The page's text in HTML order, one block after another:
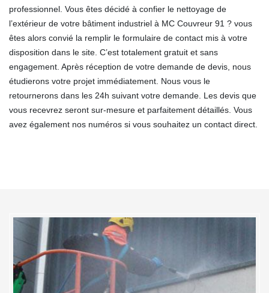
professionnel. Vous êtes décidé à confier le nettoyage de
l’extérieur de votre bâtiment industriel à MC Couvreur 91 ? vous
êtes alors convié la remplir le formulaire de contact mis à votre
disposition dans le site. C’est totalement gratuit et sans
engagement. Après réception de votre demande de devis, nous
étudierons votre projet immédiatement. Nous vous le
retournerons dans les 24h suivant votre demande. Les devis que
vous recevrez seront sur-mesure et parfaitement détaillés. Vous
avez également nos numéros si vous souhaitez un contact direct.